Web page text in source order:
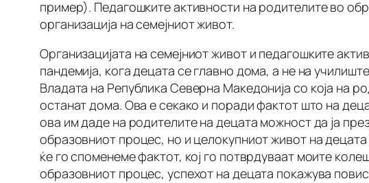
пример). Педагошките активности на родителите во
организација на семејниот живот.
Организацијата на семејниот живот и педагошките
пандемија, кога децата се главно дома, а не на
Владата на Република Северна Македонија со која на
останат дома. Ова е секако и поради фактот што на
ова им даде на родителите на децата можност да ја
образовниот процес, но и целокупниот живот на
ќе го споменеме фактот, кој го потврдуваат моите
образовниот процес, успехот на децата покажува